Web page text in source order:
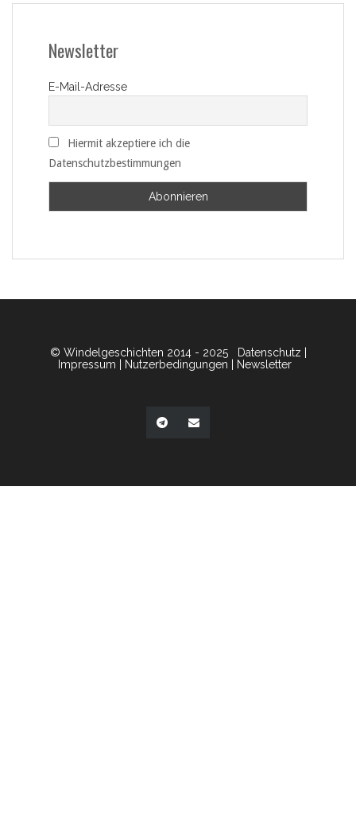
Newsletter
E-Mail-Adresse
Hiermit akzeptiere ich die
Datenschutzbestimmungen
© Windelgeschichten 2014 - 2025 Datenschutz
Impressum
Nutzerbedingungen Newsletter